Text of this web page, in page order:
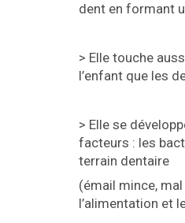
dent en formant
> Elle touche
l’enfant que les
> Elle se
facteurs : les
terrain dentaire
(émail mince,
l’alimentation et